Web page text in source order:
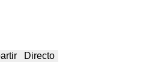
Directo